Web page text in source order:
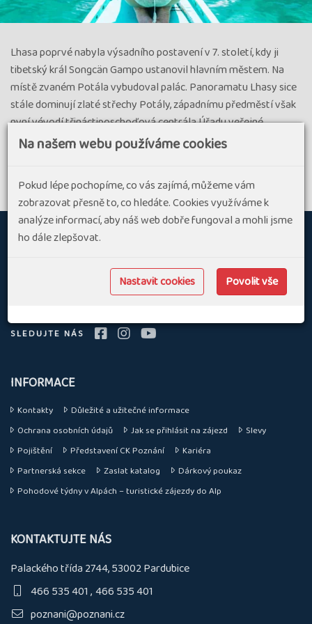
Lhasa poprvé nabyla výsadního postavení v 7. století, kdy ji
tibetský král Songcän Gampo ustanovil hlavním městem. Na
místě zvaném Potála vybudoval palác. Panoramatu Lhasy sice
stále dominují zlaté střechy Potály, západnímu předměstí však
nyní vévodí třináctiposchoďová centrála Úřadu veřejné
bezpečnosti. Dnešní Lhasa byla degradována na bezútěšnou
rozrůstající se metropoli čítající 500 000 obyvatel, z nichž
přistěhovalci.
CK POZNÁNÍ S.R.O.
SLEDUJTE NÁS
INFORMACE
Kontakty
Důležité a užitečné informace
Ochrana osobních údajů
Jak se přihlásit na zájezd
Slevy
Pojištění
Představení CK Poznání
Kariéra
Partnerská sekce
Zaslat katalog
Dárkový poukaz
Pohodové týdny v Alpách – turistické zájezdy do Alp
KONTAKTUJTE NÁS
Palackého třída 2744, 53002 Pardubice
466 535 401 466 535 401
poznani@poznani.cz
Na našem webu používáme cookies
Pokud lépe pochopíme, co vás zajímá, můžeme vám
zobrazovat přesně to, co hledáte. Cookies využíváme k
analýze informací, aby náš web dobře fungoval a mohli jsme
ho dále zlepšovat.
Nastavit cookies Povolit vše